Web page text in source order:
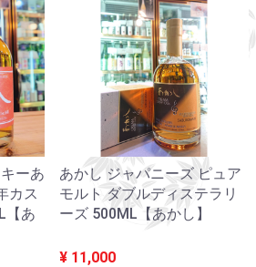
ーあ
カス
【あ
あかし ジャパニーズ ピュア
モルト ダブルディステラリ
ーズ 500ML【あかし】
¥ 11,000